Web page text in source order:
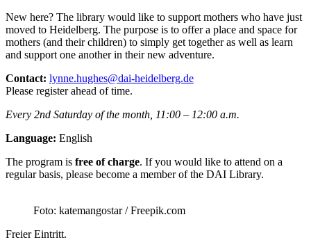
New here? The library would like to support mothers who have just
moved to Heidelberg. The purpose is to offer a place and space for
mothers (and their children) to simply get together as well as learn
and support one another in their new adventure.
Contact: lynne.hughes@dai-heidelberg.de
Please register ahead of time.
Every 2nd Saturday of the month, 11:00 – 12:00 a.m.
Language: English
The program is free of charge. If you would like to attend on a
regular basis, please become a member of the DAI Library.
Foto: katemangostar / Freepik.com
Freier Eintritt.